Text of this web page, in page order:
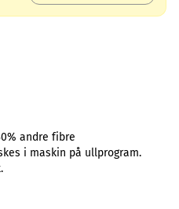
andre fibre
i maskin på ullprogram.